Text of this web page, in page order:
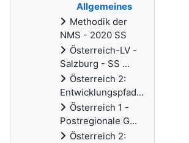
Allgemeines
Methodik der
NMS - 2020 SS
Österreich-LV -
Salzburg - SS ...
Österreich 2:
Entwicklungspfad...
Österreich 1 -
Postregionale G...
Österreich 2: